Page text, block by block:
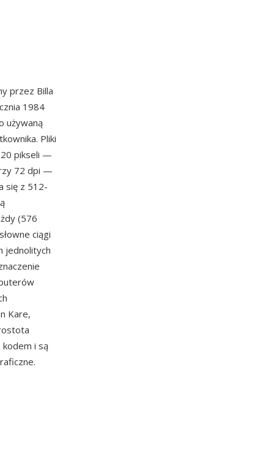
przez Billa
1984
używaną
Pliki
pikseli —
72 dpi —
się z 512-
(576
ciągi
jednolitych
Kare,
i są